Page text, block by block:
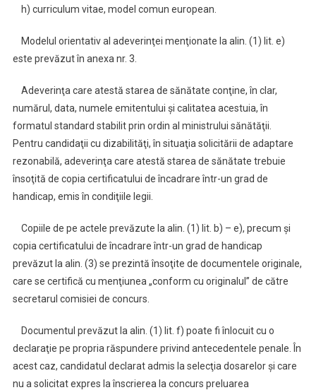
h) curriculum vitae, model comun european.
Modelul orientativ al adeverinţei menţionate la alin. (1) lit. e)
este prevăzut în anexa nr. 3.
Adeverinţa care atestă starea de sănătate conţine, în clar,
numărul, data, numele emitentului şi calitatea acestuia, în
formatul standard stabilit prin ordin al ministrului sănătăţii.
Pentru candidaţii cu dizabilităţi, în situaţia solicitării de adaptare
rezonabilă, adeverinţa care atestă starea de sănătate trebuie
însoţită de copia certificatului de încadrare într-un grad de
handicap, emis în condiţiile legii.
Copiile de pe actele prevăzute la alin. (1) lit. b) – e), precum şi
copia certificatului de încadrare într-un grad de handicap
prevăzut la alin. (3) se prezintă însoţite de documentele originale,
care se certifică cu menţiunea „conform cu originalul” de către
secretarul comisiei de concurs.
Documentul prevăzut la alin. (1) lit. f) poate fi înlocuit cu o
declaraţie pe propria răspundere privind antecedentele penale. În
acest caz, candidatul declarat admis la selecţia dosarelor şi care
nu a solicitat expres la înscrierea la concurs preluarea